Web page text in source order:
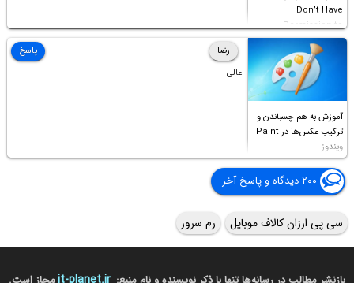
Don’t Have
Permission to
Access this folder
آموزش به هم چسباندن و
ترکیب عکس‌ها در Paint
ویندوز
رضا
عالی
پاسخ
۲۰۰ دیدگاه و پاسخ آخر
سی پی ارزان کالاف موبایل رم سرور